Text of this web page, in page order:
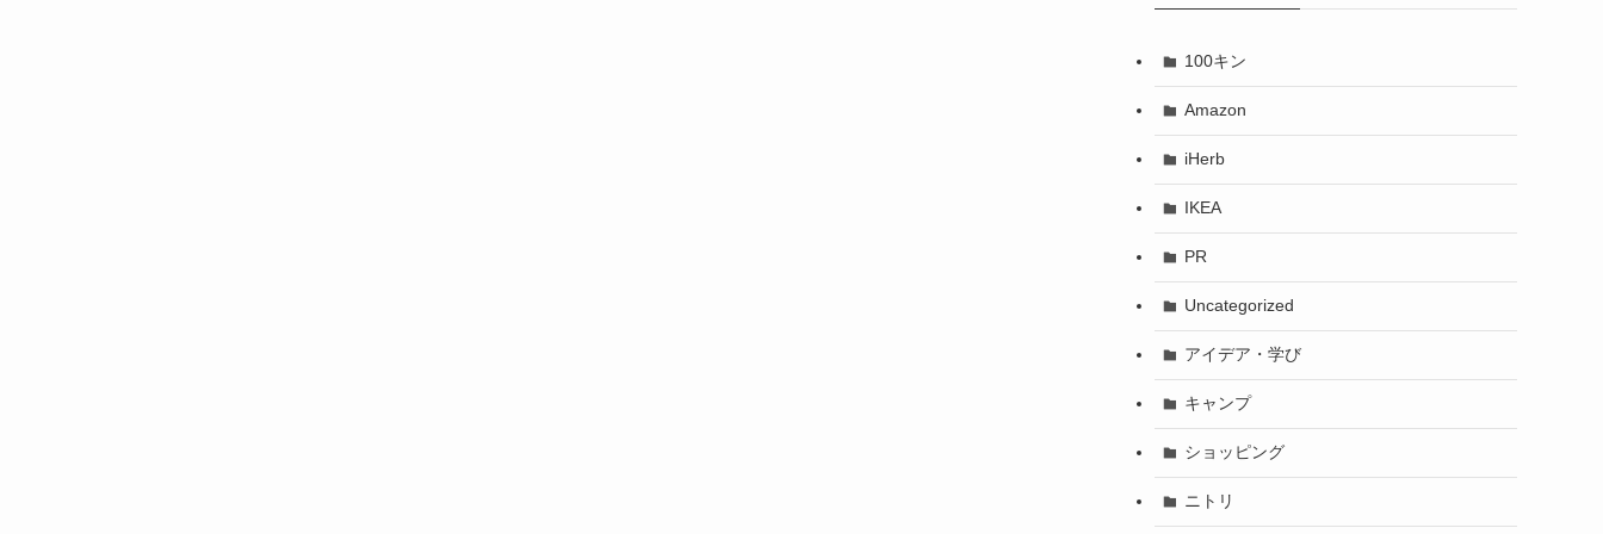
100キン
Amazon
iHerb
IKEA
PR
Uncategorized
アイデア・学び
キャンプ
ショッピング
ニトリ